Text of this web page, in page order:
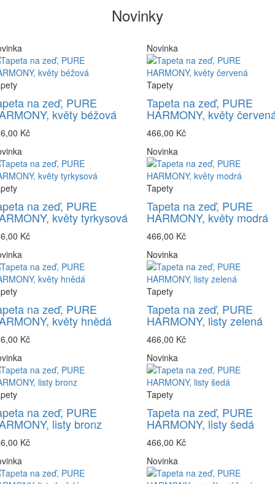
Novinky
na zeď, PURE
květy béžová
Kč
Novinka
Tapety
Tapeta na zeď, PURE
HARMONY, květy
466,00 Kč
na zeď, PURE
květy tyrkysová
Kč
Novinka
Tapety
Tapeta na zeď, PURE
HARMONY, květy modrá
466,00 Kč
na zeď, PURE
květy hnědá
Kč
Novinka
Tapety
Tapeta na zeď, PURE
HARMONY, listy zelená
466,00 Kč
na zeď, PURE
listy bronz
Kč
Novinka
Tapety
Tapeta na zeď, PURE
HARMONY, listy šedá
466,00 Kč
Novinka